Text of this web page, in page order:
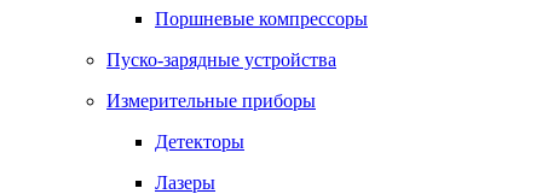
Поршневые компрессоры
Пуско-зарядные устройства
Измерительные приборы
Детекторы
Лазеры